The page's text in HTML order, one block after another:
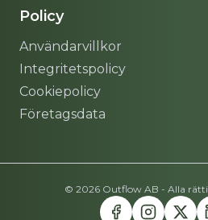
Policy
Användarvillkor
Integritetspolicy
Cookiepolicy
Företagsdata
© 2026 Outflow AB - Alla